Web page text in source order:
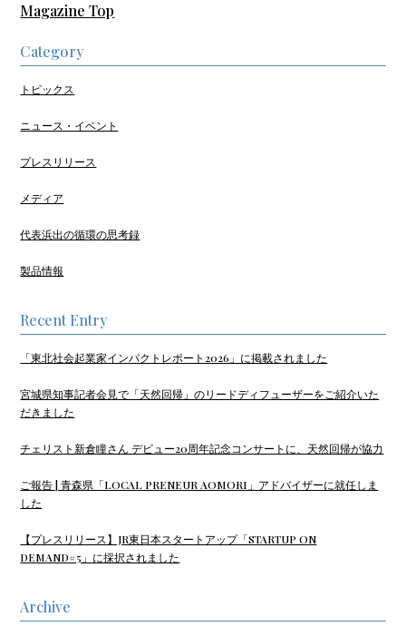
Magazine Top
Category
トピックス
ニュース・イベント
プレスリリース
メディア
代表浜出の循環の思考録
製品情報
Recent Entry
「東北社会起業家インパクトレポート2026」に掲載されました
宮城県知事記者会見で「天然回帰」のリードディフューザーをご紹介いた
だきました
チェリスト新倉瞳さん デビュー20周年記念コンサートに、天然回帰が協力
ご報告 | 青森県「LOCAL PRENEUR AOMORI」アドバイザーに就任しま
した
【プレスリリース】JR東日本スタートアップ「STARTUP ON
DEMAND#5」に採択されました
Archive